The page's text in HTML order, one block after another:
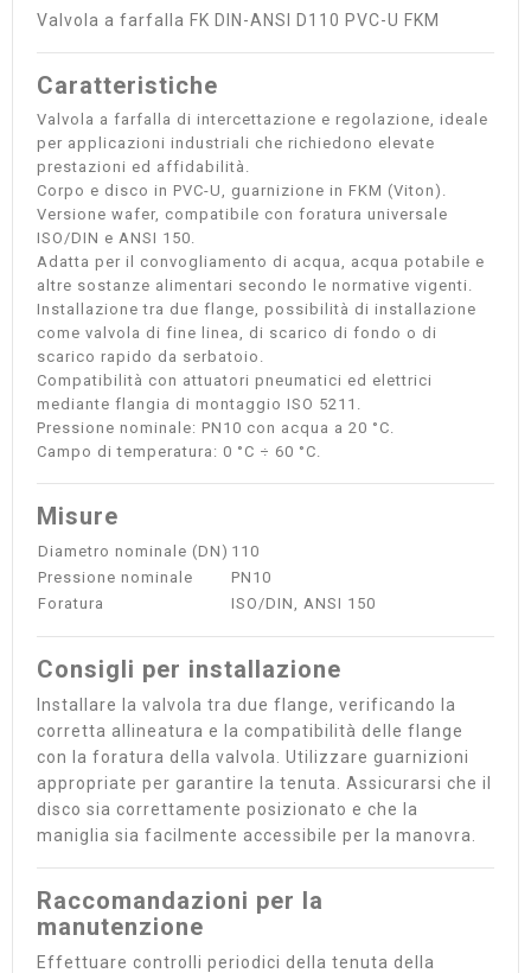
Valvola a farfalla FK DIN-ANSI D110 PVC-U FKM
Caratteristiche
Valvola a farfalla di intercettazione e regolazione, ideale
per applicazioni industriali che richiedono elevate
prestazioni ed affidabilità.
Corpo e disco in PVC-U, guarnizione in FKM (Viton).
Versione wafer, compatibile con foratura universale
ISO/DIN e ANSI 150.
Adatta per il convogliamento di acqua, acqua potabile e
altre sostanze alimentari secondo le normative vigenti.
Installazione tra due flange, possibilità di installazione
come valvola di fine linea, di scarico di fondo o di
scarico rapido da serbatoio.
Compatibilità con attuatori pneumatici ed elettrici
mediante flangia di montaggio ISO 5211.
Pressione nominale: PN10 con acqua a 20 °C.
Campo di temperatura: 0 °C ÷ 60 °C.
Misure
Diametro nominale (DN) 110
Pressione nominale
PN10
Foratura
ISO/DIN, ANSI 150
Consigli per installazione
Installare la valvola tra due flange, verificando la
corretta allineatura e la compatibilità delle flange
con la foratura della valvola. Utilizzare guarnizioni
appropriate per garantire la tenuta. Assicurarsi che il
disco sia correttamente posizionato e che la
maniglia sia facilmente accessibile per la manovra.
Raccomandazioni per la
manutenzione
Effettuare controlli periodici della tenuta della